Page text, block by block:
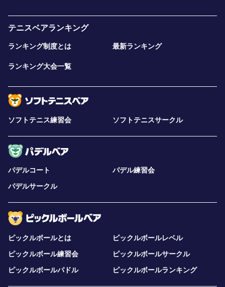
テニスベアランキング
ランキング制度とは 最新ランキング
ランキング大会一覧
ソフトテニス練習会 ソフトテニスサークル
パデルコート
パデル練習会
パデルサークル
ピックルボールとは
ピックルボールレベル
ピックルボール練習会
ピックルボールサークル
ピックルボールパドル
ピックルボールランキング